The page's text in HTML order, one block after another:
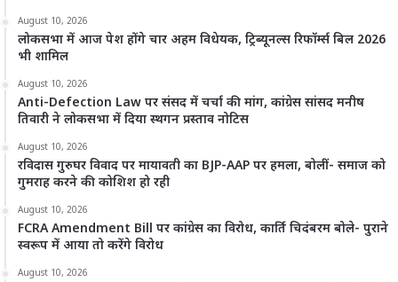
August 10, 2026
लोकसभा में आज पेश होंगे चार अहम विधेयक, ट्रिब्यूनल्स रिफॉर्म्स बिल 2026
भी शामिल
August 10, 2026
Anti-Defection Law पर संसद में चर्चा की मांग, कांग्रेस सांसद मनीष
तिवारी ने लोकसभा में दिया स्थगन प्रस्ताव नोटिस
August 10, 2026
रविदास गुरुघर विवाद पर मायावती का BJP-AAP पर हमला, बोलीं- समाज को
गुमराह करने की कोशिश हो रही
August 10, 2026
FCRA Amendment Bill पर कांग्रेस का विरोध, कार्ति चिदंबरम बोले- पुराने
स्वरूप में आया तो करेंगे विरोध
August 10, 2026